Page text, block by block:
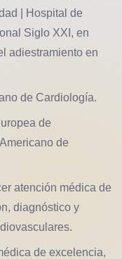
| Hospital de
Siglo XXI, en
adiestramiento en
de Cardiología.
de
de
atención médica de
diagnóstico y
de excelencia,